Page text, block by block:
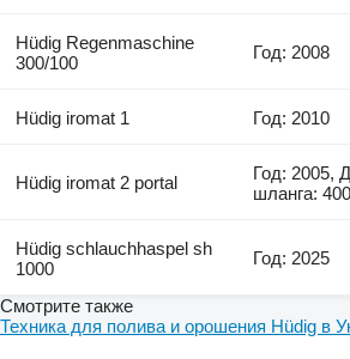
Hüdig Regenmaschine
300/100
Год: 2008
Hüdig iromat 1 Год: 2010
Hüdig iromat 2 portal
Год: 2005,
шланга:
Hüdig schlauchhaspel sh
1000
Год: 2025
Смотрите также
Техника для полива и орошения Hüdig в